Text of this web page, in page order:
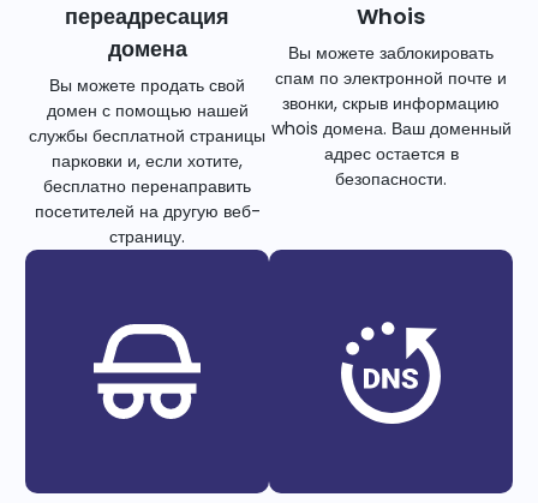
переадресация
домена
Вы можете продать свой
домен с помощью нашей
службы бесплатной страницы
парковки и, если хотите,
бесплатно перенаправить
посетителей на другую веб-
страницу.
Whois
Вы можете заблокировать
спам по электронной почте и
звонки, скрыв информацию
whois домена. Ваш доменный
адрес остается в
безопасности.